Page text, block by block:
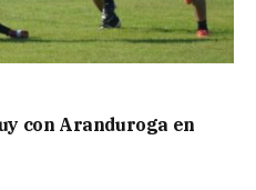
con Aranduroga en